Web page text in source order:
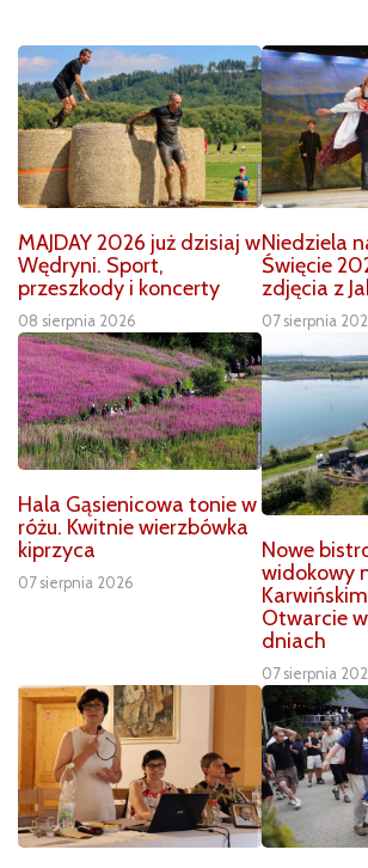
MAJDAY 2026 już dzisiaj w
Wędryni. Sport,
przeszkody i koncerty
08 sierpnia 2026
Niedziela
Święcie
zdjęcia z
07 sierpnia
Hala Gąsienicowa tonie w
różu. Kwitnie wierzbówka
kiprzyca
07 sierpnia 2026
Nowe
widokowy
Otwarcie
dniach
07 sierpnia